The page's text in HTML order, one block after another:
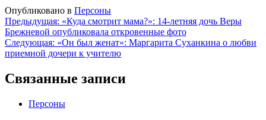
Опубликовано в Персоны
Навигация
по
записям
Предыдущая: «Куда смотрит мама?»: 14-летняя дочь Веры
Брежневой опубликовала откровенные фото
Следующая: «Он был женат»: Маргарита Суханкина о любви
приемной дочери к учителю
Связанные записи
Персоны